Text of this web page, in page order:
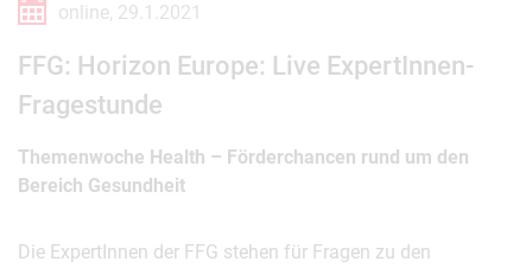
online, 29.1.2021
FFG: Horizon Europe: Live ExpertInnen-
Fragestunde
Themenwoche Health – Förderchancen rund um den
Bereich Gesundheit
Die ExpertInnen der FFG stehen für Fragen zu den